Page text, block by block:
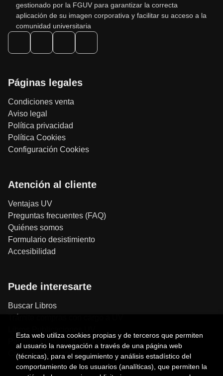
gestionado por la FGUV para garantizar la correcta
aplicación de su imagen corporativa y facilitar su acceso a la
comunidad universitaria
Páginas legales
Condiciones venta
Aviso legal
Política privacidad
Política Cookies
Configuración Cookies
Atención al cliente
Ventajas UV
Preguntas frecuentes (FAQ)
Quiénes somos
Formulario desistimiento
Accesibilidad
Puede interesarte
Buscar Libros
Papelería / material oficina
Consumo Sostenible
Esta web utiliza cookies propias y de terceros que permiten
al usuario la navegación a través de una página web
(técnicas), para el seguimiento y análisis estadístico del
comportamiento de los usuarios (analíticas), que permiten la